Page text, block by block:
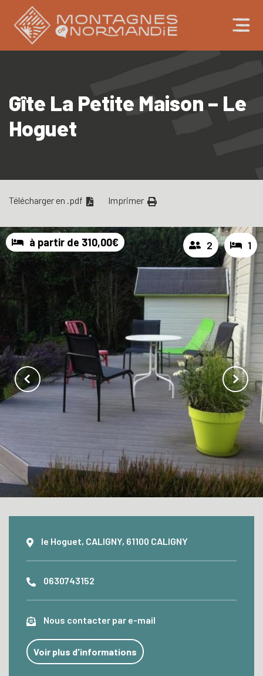
Gîte La Petite Maison – Le
Hoguet
Télécharger en .pdf Imprimer
à partir de 310,00€ 2 1
le Hoguet, CALIGNY, 61100 CALIGNY
0630743152
Nous contacter par e-mail
Voir plus d'informations